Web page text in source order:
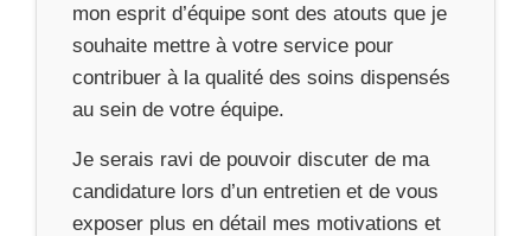
mon esprit d’équipe sont des atouts que je
souhaite mettre à votre service pour
contribuer à la qualité des soins dispensés
au sein de votre équipe.
Je serais ravi de pouvoir discuter de ma
candidature lors d’un entretien et de vous
exposer plus en détail mes motivations et